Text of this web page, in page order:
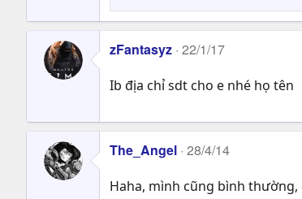
zFantasyz 22/1/17
Ib địa chỉ sdt cho e nhé họ tên
The_Angel 28/4/14
Haha, mình cũng bình